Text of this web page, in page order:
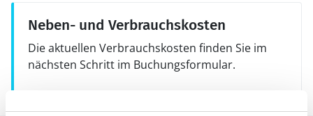
Neben- und Verbrauchskosten
Die aktuellen Verbrauchskosten finden Sie im
nächsten Schritt im Buchungsformular.